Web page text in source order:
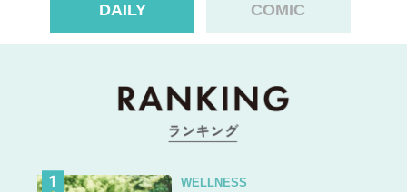
DAILY COMIC
WELLNESS